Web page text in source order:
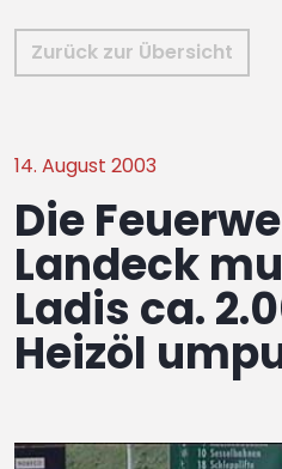
Zurück zur Übersicht
14. August 2003
Die
Landeck
Ladis ca.
Heizöl